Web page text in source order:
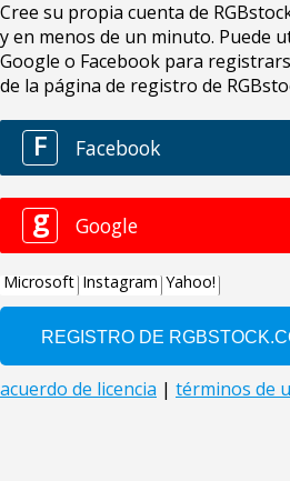
Cree su propia cuenta de
y en menos de un minuto. Puede
Google o Facebook para
de la página de registro de
F Facebook
g Google
Microsoft Instagram Yahoo!
acuerdo de licencia | términos de